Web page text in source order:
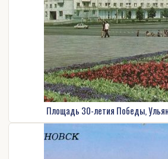
Площадь 30-летия Победы,